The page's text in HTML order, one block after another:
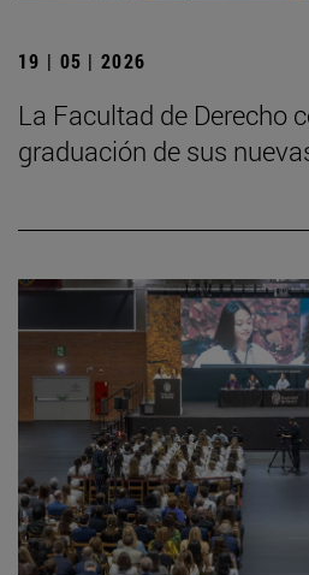
19 | 05 | 2026
La Facultad de Derecho
graduación de sus